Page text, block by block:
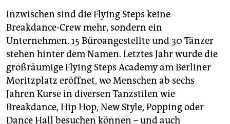
Inzwischen sind die Flying Steps keine
Breakdance-Crew mehr, sondern ein
Unternehmen. 15 Büroangestellte und 30 Tänzer
stehen hinter dem Namen. Letztes Jahr wurde die
großräumige Flying Steps Academy am Berliner
Moritzplatz eröffnet, wo Menschen ab sechs
Jahren Kurse in diversen Tanzstilen wie
Breakdance, Hip Hop, New Style, Popping oder
Dance Hall besuchen können – und auch